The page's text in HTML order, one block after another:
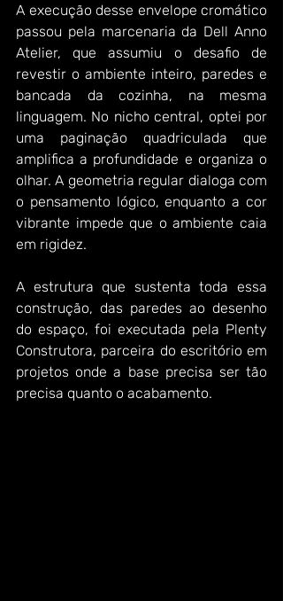
A execução desse envelope cromático
passou pela marcenaria da Dell Anno
Atelier, que assumiu o desafio de
revestir o ambiente inteiro, paredes e
bancada da cozinha, na mesma
linguagem. No nicho central, optei por
uma paginação quadriculada que
amplifica a profundidade e organiza o
olhar. A geometria regular dialoga com
o pensamento lógico, enquanto a cor
vibrante impede que o ambiente caia
em rigidez.
A estrutura que sustenta toda essa
construção, das paredes ao desenho
do espaço, foi executada pela Plenty
Construtora, parceira do escritório em
projetos onde a base precisa ser tão
precisa quanto o acabamento.